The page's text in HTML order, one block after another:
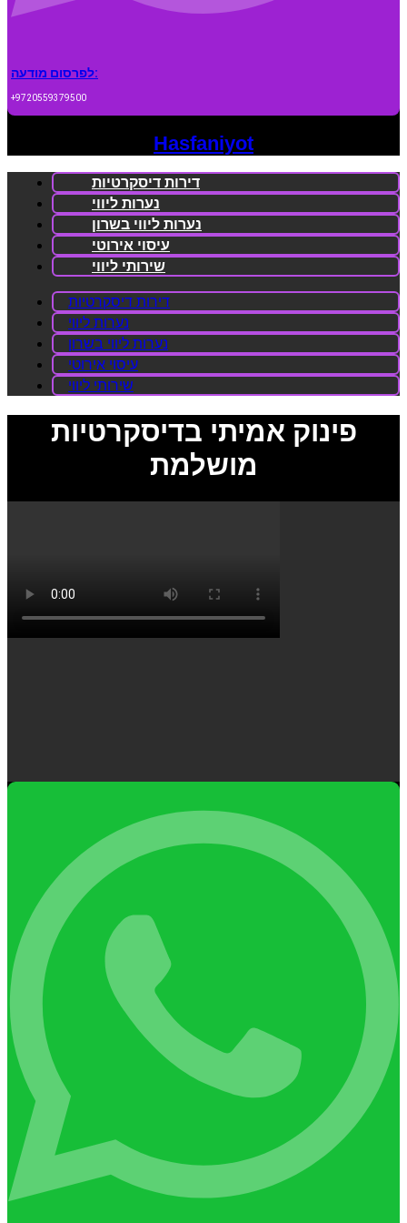
לפרסום מודעה:
+9720559379500
Hasfaniyot
דירות דיסקרטיות
נערות ליווי
נערות ליווי בשרון
עיסוי אירוטי
שירותי ליווי
דירות דיסקרטיות
נערות ליווי
נערות ליווי בשרון
עיסוי אירוטי
שירותי ליווי
פינוק אמיתי בדיסקרטיות
מושלמת